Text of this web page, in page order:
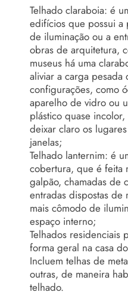
Telhado claraboia: é
edifícios que possui a
de iluminação ou a
obras de arquitetura,
museus há uma
aliviar a carga pesada
configurações, como
aparelho de vidro ou
plástico quase
deixar claro os
janelas;
Telhado lanternim: é
cobertura, que é feita
galpão, chamadas de
entradas dispostas
mais cômodo de
espaço interno;
Telhados residenciais
forma geral na casa
Incluem telhas de
outras, de maneira
telhado.